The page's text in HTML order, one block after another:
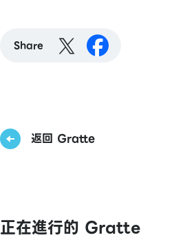
Share
返回 Gratte
正在進行的 Gratte